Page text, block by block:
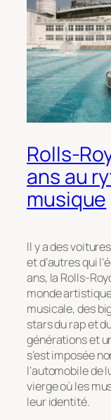
Rolls-
ans au
musique
Il y a des
et d’autres qui
ans, la Rolls-
monde
musicale, des
stars du rap et
générations et
s’est imposée
l’automobile de
vierge où les
leur identité.